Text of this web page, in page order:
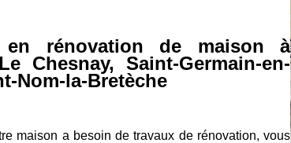
en rénovation de maison à
Chesnay, Saint-Germain-en-
Nom-la-Bretèche
maison a besoin de travaux de rénovation, vous